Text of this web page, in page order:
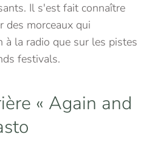
Il s'est fait connaître
des morceaux qui
à la radio que sur les pistes
festivals.
« Again and